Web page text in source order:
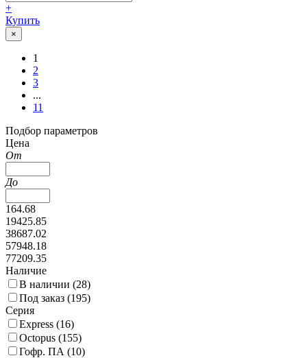
+
Купить
×
1
2
3
...
11
Подбор параметров
Цена
От
До
164.68
19425.85
38687.02
57948.18
77209.35
Наличие
В наличии (28)
Под заказ (195)
Серия
Express (16)
Octopus (155)
Гофр. ПА (10)